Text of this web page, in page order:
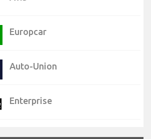
Europcar
Auto-Union
Enterprise